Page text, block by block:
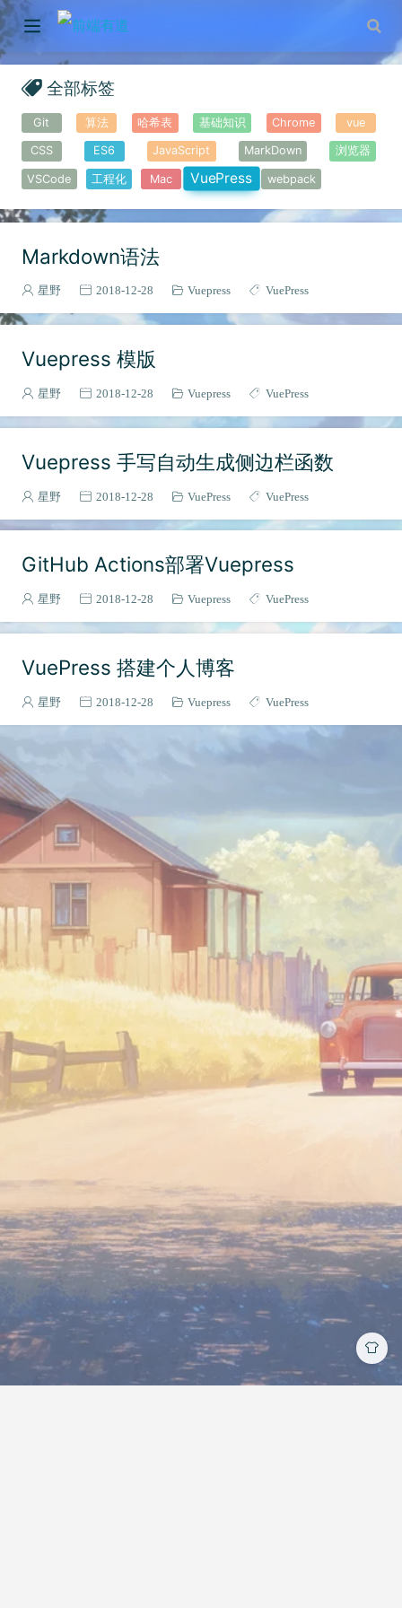
全部标签
Git 算法 哈希表 基础知识 Chrome vue
CSS ES6 JavaScript MarkDown 浏览器
VSCode 工程化 Mac VuePress webpack
Markdown语法
星野 2018-12-28 Vuepress VuePress
Vuepress 模版
星野 2018-12-28 Vuepress VuePress
Vuepress 手写自动生成侧边栏函数
星野 2018-12-28 VuePress VuePress
GitHub Actions部署Vuepress
星野 2018-12-28 Vuepress VuePress
VuePress 搭建个人博客
星野 2018-12-28 Vuepress VuePress